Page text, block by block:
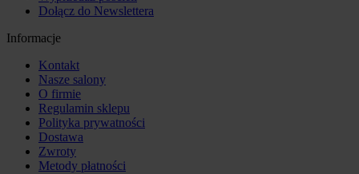
Dołącz do Newslettera
Informacje
Kontakt
Nasze salony
O firmie
Regulamin sklepu
Polityka prywatności
Dostawa
Zwroty
Metody płatności